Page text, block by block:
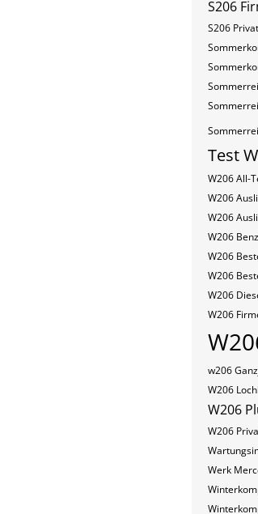
S206
S206
Test
W206 All-
W206
W206
W206
W206
W206
W206
W206
w206
W206
W206
W206
Werk